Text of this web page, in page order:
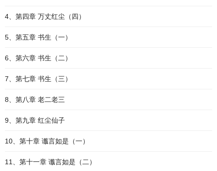
4、第四章 万丈红尘（四）
5、第五章 书生（一）
6、第六章 书生（二）
7、第七章 书生（三）
8、第八章 老二老三
9、第九章 红尘仙子
10、第十章 谶言如是（一）
11、第十一章 谶言如是（二）